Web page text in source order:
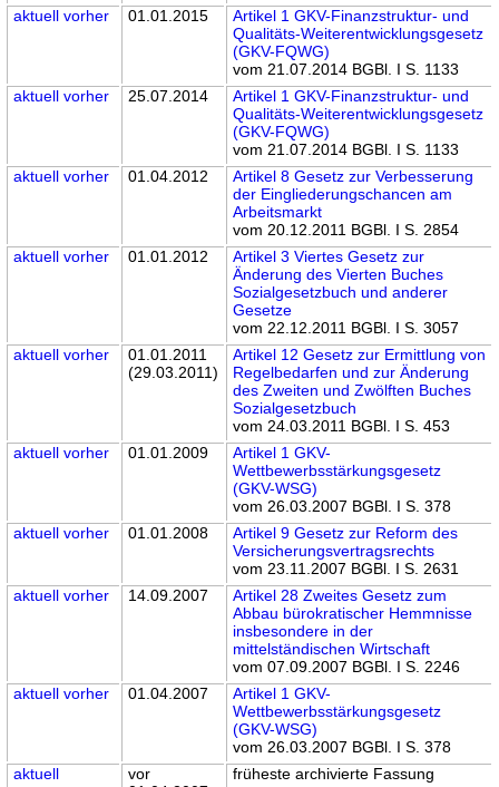
aktuell vorher 01.01.2015
Artikel 1 GKV-Finanzstruktur- und
Qualitäts-Weiterentwicklungsgesetz
(GKV-FQWG)
vom 21.07.2014 BGBl. I S. 1133
aktuell vorher 25.07.2014
Artikel 1 GKV-Finanzstruktur- und
Qualitäts-Weiterentwicklungsgesetz
(GKV-FQWG)
vom 21.07.2014 BGBl. I S. 1133
aktuell vorher 01.04.2012
Artikel 8 Gesetz zur Verbesserung
der Eingliederungschancen am
Arbeitsmarkt
vom 20.12.2011 BGBl. I S. 2854
aktuell vorher 01.01.2012
Artikel 3 Viertes Gesetz zur
Änderung des Vierten Buches
Sozialgesetzbuch und anderer
Gesetze
vom 22.12.2011 BGBl. I S. 3057
aktuell vorher
01.01.2011
(29.03.2011)
Artikel 12 Gesetz zur Ermittlung von
Regelbedarfen und zur Änderung
des Zweiten und Zwölften Buches
Sozialgesetzbuch
vom 24.03.2011 BGBl. I S. 453
aktuell vorher 01.01.2009
Artikel 1 GKV-
Wettbewerbsstärkungsgesetz
(GKV-WSG)
vom 26.03.2007 BGBl. I S. 378
aktuell vorher 01.01.2008
Artikel 9 Gesetz zur Reform des
Versicherungsvertragsrechts
vom 23.11.2007 BGBl. I S. 2631
aktuell vorher 14.09.2007
Artikel 28 Zweites Gesetz zum
Abbau bürokratischer Hemmnisse
insbesondere in der
mittelständischen Wirtschaft
vom 07.09.2007 BGBl. I S. 2246
aktuell vorher 01.04.2007
Artikel 1 GKV-
Wettbewerbsstärkungsgesetz
(GKV-WSG)
vom 26.03.2007 BGBl. I S. 378
aktuell
vor
früheste archivierte Fassung